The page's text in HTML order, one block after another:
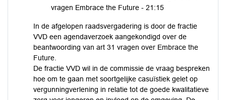
vragen Embrace the Future - 21:15
In de afgelopen raadsvergadering is door de fractie
VVD een agendaverzoek aangekondigd over de
beantwoording van art 31 vragen over Embrace the
Future.
De fractie VVD wil in de commissie de vraag bespreken
hoe om te gaan met soortgelijke casuïstiek gelet op
vergunningverlening in relatie tot de goede kwalitatieve